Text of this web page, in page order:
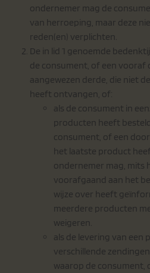
ondernemer mag de
van herroeping, maar deze
reden(en) verplichten.
De in lid 1 genoemde
de consument, of een vooraf
aangewezen derde, die niet
heeft ontvangen, of:
als de consument in
producten heeft
consument, of een
het laatste product
ondernemer mag, mits
voorafgaand aan het
wijze over heeft
meerdere producten
weigeren.
als de levering van een
verschillende
waarop de consument,